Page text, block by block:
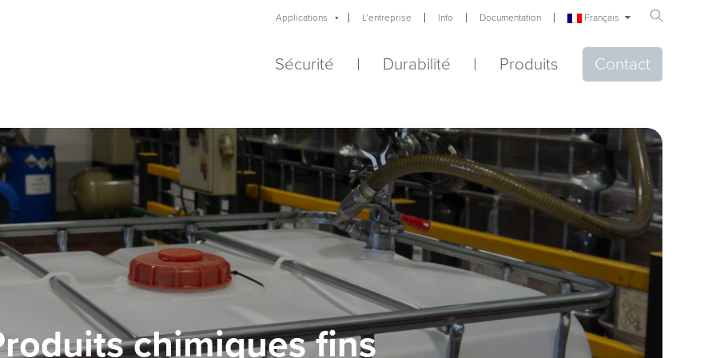
Applications L’entreprise Info Documentation Français
Sécurité Durabilité Produits Contact
chimiques fins